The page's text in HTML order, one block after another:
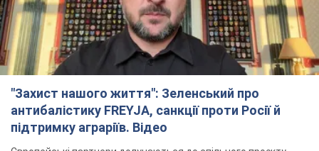
"Захист нашого життя": Зеленський про
антибалістику FREYJA, санкції проти Росії й
підтримку аграріїв. Відео